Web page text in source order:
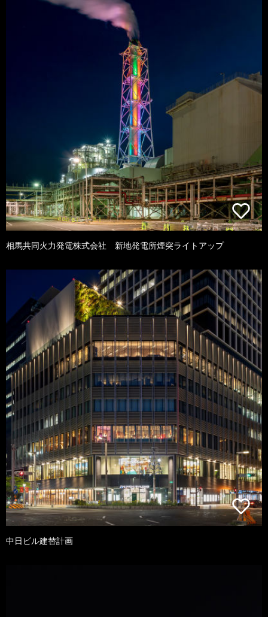
相馬共同火力発電株式会社 新地発電所煙突ライトアップ
中日ビル建替計画